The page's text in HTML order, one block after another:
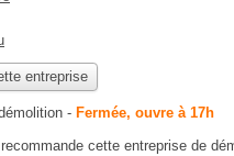
entreprise
- Fermée, ouvre à 17h
recommande cette entreprise de